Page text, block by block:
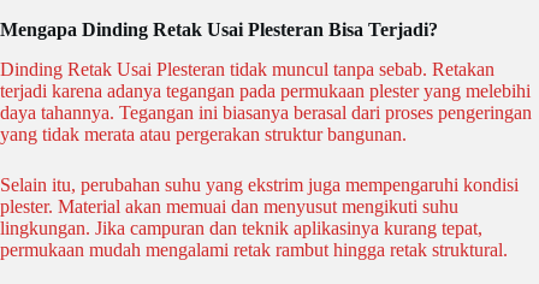
Mengapa Dinding Retak Usai Plesteran Bisa Terjadi?
Dinding Retak Usai Plesteran tidak muncul tanpa sebab. Retakan
terjadi karena adanya tegangan pada permukaan plester yang melebihi
daya tahannya. Tegangan ini biasanya berasal dari proses pengeringan
yang tidak merata atau pergerakan struktur bangunan.
Selain itu, perubahan suhu yang ekstrim juga mempengaruhi kondisi
plester. Material akan memuai dan menyusut mengikuti suhu
lingkungan. Jika campuran dan teknik aplikasinya kurang tepat,
permukaan mudah mengalami retak rambut hingga retak struktural.